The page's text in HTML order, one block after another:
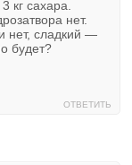
кг сахара.
нет.
нет, сладкий —
будет?
ОТВЕТИТЬ